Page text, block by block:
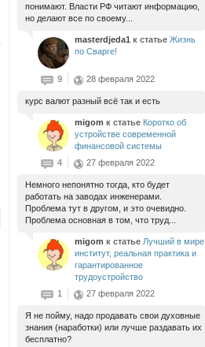
понимают. Власти РФ читают информацию,
но делают все по своему...
masterdjeda1 к статье Жизнь
по Сварге!
9 28 февраля 2022
курс валют разный всё так и есть
migom к статье Коротко об
устройстве современной
финансовой системы
4
27 февраля 2022
Немного непонятно тогда, кто будет
работать на заводах инженерами.
Проблема тут в другом, и это очевидно.
Проблема основная в том, что труд...
migom к статье Лучший в мире
институт, реальная практика и
гарантированное
трудоустройство
1
27 февраля 2022
Я не пойму, надо продавать свои духовные
знания (наработки) или лучше раздавать их
бесплатно?